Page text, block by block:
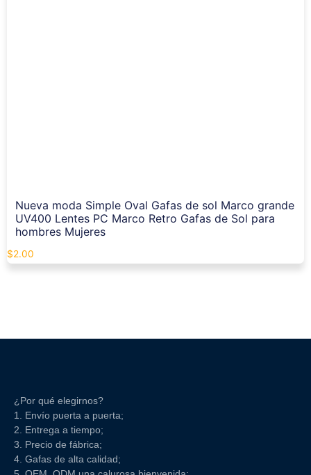
Nueva moda Simple Oval Gafas de sol Marco grande
UV400 Lentes PC Marco Retro Gafas de Sol para
hombres Mujeres
$2.00
¿Por qué elegirnos?
1. Envío puerta a puerta;
2. Entrega a tiempo;
3. Precio de fábrica;
4. Gafas de alta calidad;